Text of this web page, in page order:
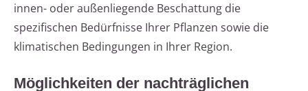
innen- oder außenliegende Beschattung die
spezifischen Bedürfnisse Ihrer Pflanzen sowie die
klimatischen Bedingungen in Ihrer Region.
Möglichkeiten der nachträglichen